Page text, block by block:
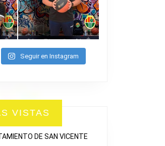
Seguir en Instagram
VISTAS
DE SAN VICENTE